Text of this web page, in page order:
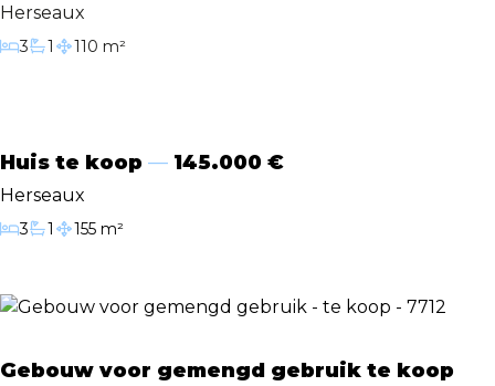
Herseaux
3
Slaapkamers
1
Badkamer
110 m²
Bewoonbare oppervlakte
Huis te koop 145.000 €
Herseaux
3
Slaapkamers
1
Badkamer
155 m²
Bewoonbare oppervlakte
Gebouw voor gemengd gebruik te koop